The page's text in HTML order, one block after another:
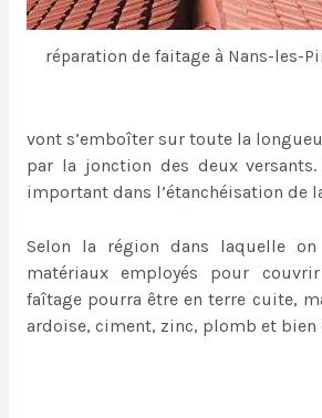
réparation de faitage à Nans-les-
vont s’emboîter sur toute la
par la jonction des deux
important dans l’étanchéisation de
Selon la région dans laquelle
matériaux employés pour
faîtage pourra être en terre cuite,
ardoise, ciment, zinc, plomb et bien